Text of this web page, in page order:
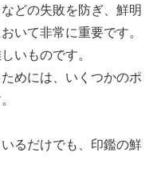
どの失敗を防ぎ、鮮明
いて非常に重要です。
いものです。
めには、いくつかのポ
るだけでも、印鑑の鮮